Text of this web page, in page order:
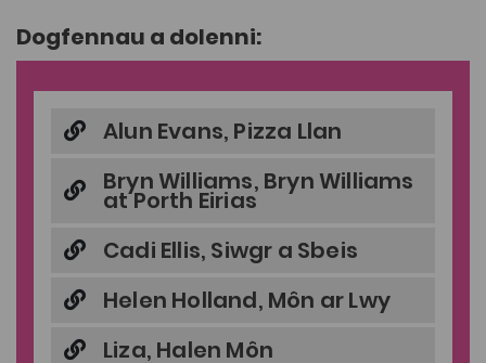
Dogfennau a dolenni:
Alun Evans, Pizza Llan
Bryn Williams, Bryn Williams
at Porth Eirias
Cadi Ellis, Siwgr a Sbeis
Helen Holland, Môn ar Lwy
Liza, Halen Môn